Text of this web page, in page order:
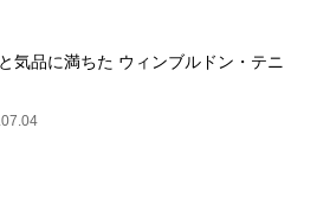
気品に満ちた ウィンブルドン・テニ